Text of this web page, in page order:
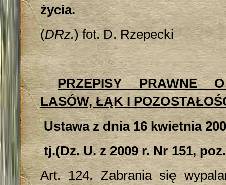
życia.
(DRz.) fot. D. Rzepecki
PRZEPISY PRAWNE
LASÓW, ŁĄK I
Ustawa z dnia 16 kwietnia
tj.(Dz. U. z 2009 r. Nr 151,
Art. 124. Zabrania się